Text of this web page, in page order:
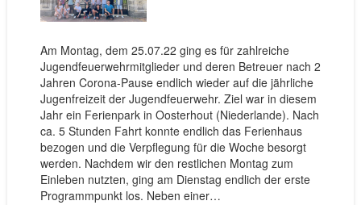
Am Montag, dem 25.07.22 ging es für zahlreiche
Jugendfeuerwehrmitglieder und deren Betreuer nach 2
Jahren Corona-Pause endlich wieder auf die jährliche
Jugenfreizeit der Jugendfeuerwehr. Ziel war in diesem
Jahr ein Ferienpark in Oosterhout (Niederlande). Nach
ca. 5 Stunden Fahrt konnte endlich das Ferienhaus
bezogen und die Verpflegung für die Woche besorgt
werden. Nachdem wir den restlichen Montag zum
Einleben nutzten, ging am Dienstag endlich der erste
Programmpunkt los. Neben einer…